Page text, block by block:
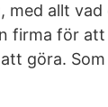
med allt
firma för
göra.